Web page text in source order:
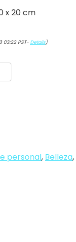
x 20 cm
03:22 PST-Details)
personal, Belleza,